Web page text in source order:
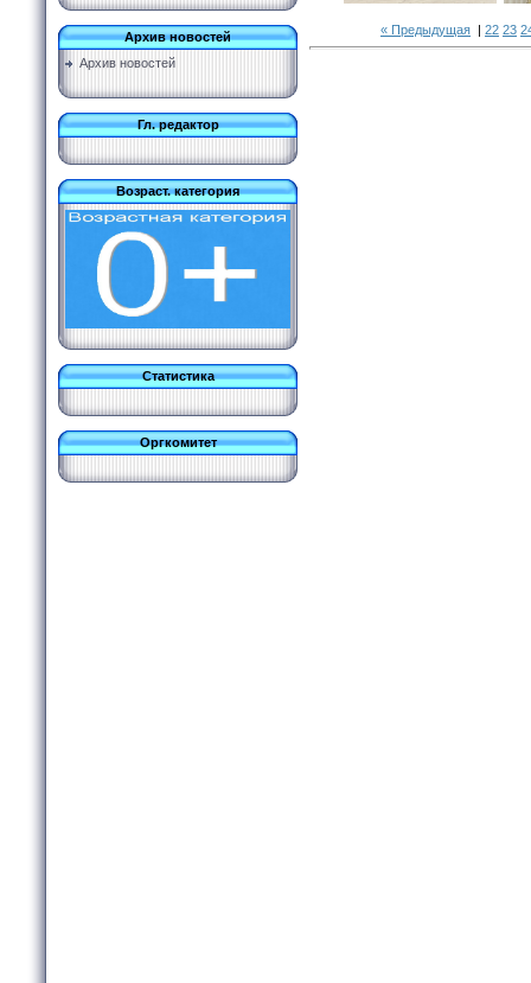
Архив новостей
Архив новостей
Гл. редактор
Возраст. категория
Статистика
Оргкомитет
« Предыдущая | 22 23